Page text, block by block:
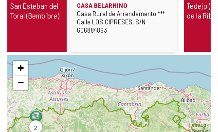
San Esteban del
Toral (Bembibre)
rurais
CASA BELARMINO
Cara
Casa Rural de Arrendamento ***
Rua
Calle LOS CIPRESES, S/N
Telefone
606884863
Tedejo
de la
Pular
mapa
2
+
−